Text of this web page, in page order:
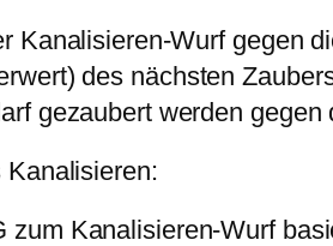
Kanalisieren-Wurf gegen
des nächsten
gezaubert werden
Kanalisieren:
zum Kanalisieren-Wurf